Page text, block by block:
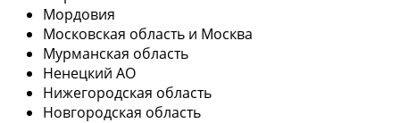
Мордовия
Московская область и Москва
Мурманская область
Ненецкий АО
Нижегородская область
Новгородская область